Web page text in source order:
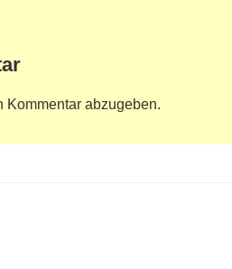
Kommentar abzugeben.